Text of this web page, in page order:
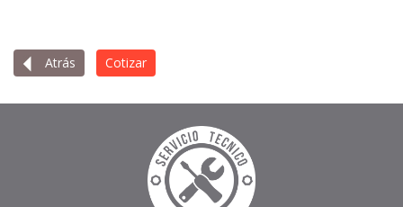
Atrás Cotizar